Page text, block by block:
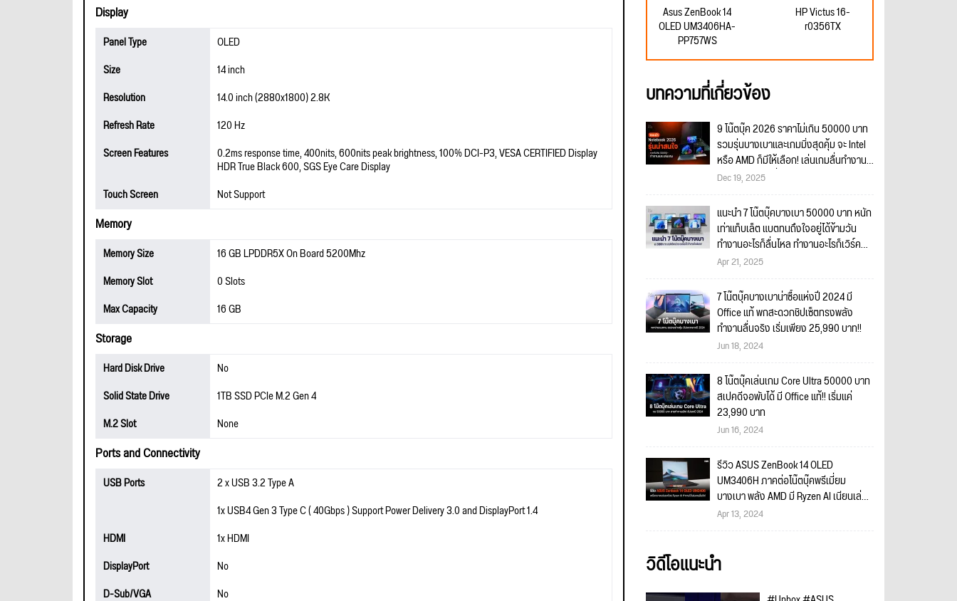
Display
Panel Type
OLED
Size
14 inch
Resolution
14.0 inch (2880x1800) 2.8K
Refresh Rate
120 Hz
Screen Features
0.2ms response time, 400nits, 600nits peak brightness, 100% DCI-P3, VESA CERTIFIED Display
HDR True Black 600, SGS Eye Care Display
Touch Screen
Not Support
Memory
Memory Size
16 GB LPDDR5X On Board 5200Mhz
Memory Slot
0 Slots
Max Capacity
16 GB
Storage
Hard Disk Drive
No
Solid State Drive
1TB SSD PCIe M.2 Gen 4
M.2 Slot
None
Ports and Connectivity
USB Ports
2 x USB 3.2 Type A
1x USB4 Gen 3 Type C ( 40Gbps ) Support Power Delivery 3.0 and DisplayPort 1.4
HDMI
1x HDMI
DisplayPort
No
D-Sub/VGA
No
Asus ZenBook 14
OLED UM3406HA-
PP757WS
HP Victus 16-
r0356TX
บทความที่เกี่ยวข้อง
9 โน๊ตบุ๊ค 2026 ราคาไม่เกิน 50000 บาท
รวมรุ่นบางเบาและเกมมิ่งสุดคุ้ม จะ Intel
หรือ AMD ก็มีให้เลือก! เล่นเกมลื่นทำงาน
หนักสบายๆ เปลี่ยนทีเดียวคุ้มใช้ได้หลายปี
Dec 19, 2025
แนะนำ 7 โน๊ตบุ๊คบางเบา 50000 บาท หนัก
เท่าแท็บเล็ต แบตทนถึงใจอยู่ได้ข้ามวัน
ทำงานอะไรก็ลื่นไหล ทำงานอะไรก็เวิร์ค
แน่นอน!
Apr 21, 2025
7 โน๊ตบุ๊คบางเบาน่าซื้อแห่งปี 2024 มี
Office แท้ พกสะดวกชิปเซ็ตทรงพลัง
ทำงานลื่นจริง เริ่มเพียง 25,990 บาท!!
Jun 18, 2024
8 โน๊ตบุ๊คเล่นเกม Core Ultra 50000 บาท
สเปคดีจอพับได้ มี Office แท้!! เริ่มแค่
23,990 บาท
Jun 16, 2024
รีวิว ASUS ZenBook 14 OLED
UM3406H ภาคต่อโน๊ตบุ๊คพรีเมี่ยม
บางเบา พลัง AMD มี Ryzen AI เนียนเล่น
เกมได้ในงบ 39,990 บาท
Apr 13, 2024
วิดีโอแนะนำ